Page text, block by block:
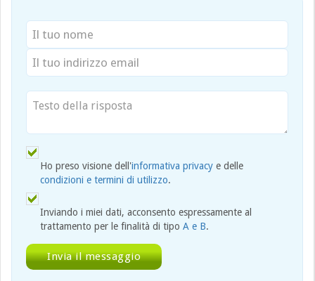
Ho preso visione dell'informativa privacy e delle
condizioni e termini di utilizzo.
Inviando i miei dati, acconsento espressamente al
trattamento per le finalità di tipo A e B.